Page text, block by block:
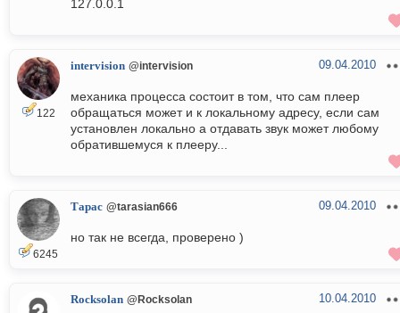
127.0.0.1
122
intervision @intervision 09.04.2010
механика процесса состоит в том, что сам плеер
обращаться может и к локальному адресу, если сам
установлен локально а отдавать звук может любому
обратившемуся к плееру...
6245
Тарас @tarasian666 09.04.2010
но так не всегда, проверено )
Rocksolan @Rocksolan 10.04.2010